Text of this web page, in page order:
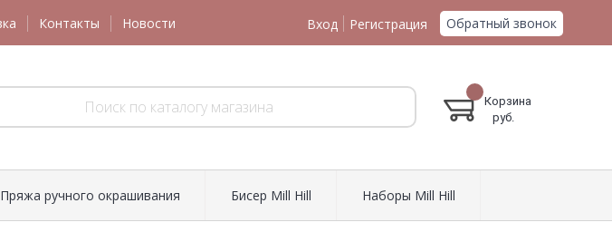
Контакты Новости Вход Регистрация Обратный звонок
Корзина
руб.
Пряжа ручного окрашивания Биcер Mill Hill Наборы Mill Hill